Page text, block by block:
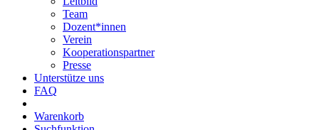
Team
Dozent*innen
Verein
Kooperationspartner
Presse
Unterstütze uns
FAQ
Warenkorb